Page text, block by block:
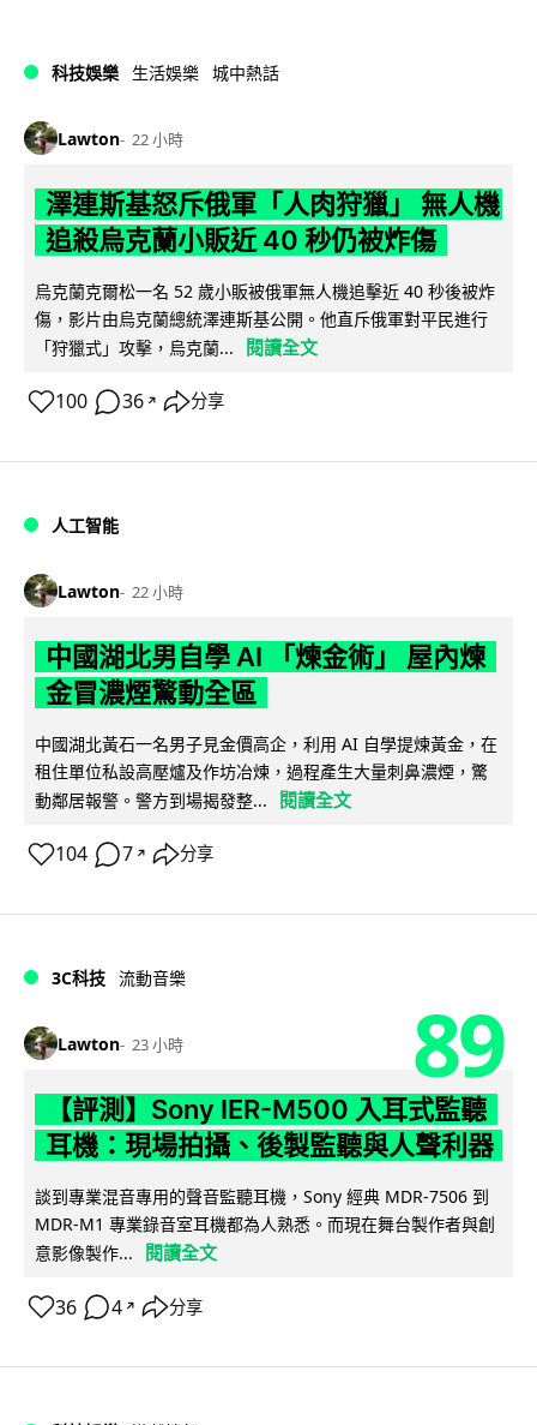
科技娛樂 生活娛樂 城中熱話
Lawton 22 小時
澤連斯基怒斥俄軍「人肉狩獵」 無人機
追殺烏克蘭小販近 40 秒仍被炸傷
烏克蘭克爾松一名 52 歲小販被俄軍無人機追擊近 40 秒後被炸
傷，影片由烏克蘭總統澤連斯基公開。他直斥俄軍對平民進行
「狩獵式」攻擊，烏克蘭...
閱讀全文
100 36 ↗ 分享
人工智能
Lawton 22 小時
中國湖北男自學 AI 「煉金術」 屋內煉
金冒濃煙驚動全區
中國湖北黃石一名男子見金價高企，利用 AI 自學提煉黃金，在
租住單位私設高壓爐及作坊冶煉，過程產生大量刺鼻濃煙，驚
動鄰居報警。警方到場揭發整...
閱讀全文
104 7 ↗ 分享
3C科技 流動音樂
Lawton 23 小時 89
【評測】Sony IER-M500 入耳式監聽
耳機：現場拍攝、後製監聽與人聲利器
談到專業混音專用的聲音監聽耳機，Sony 經典 MDR-7506 到
MDR-M1 專業錄音室耳機都為人熟悉。而現在舞台製作者與創
意影像製作...
閱讀全文
36 4 ↗ 分享